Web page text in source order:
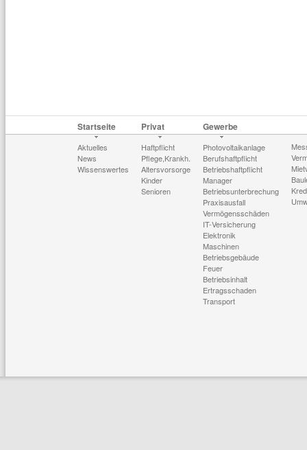
Startseite
Aktuelles
News
Wissenswertes
Privat
Haftpflicht
Pflege,Krankh.
Altersvorsorge
Kinder
Senioren
Gewerbe
Photovoltaikanlage
Berufshaftpflicht
Betriebshaftpflicht
Manager
Betriebsunterbrechung
Praxisausfall
Vermögensschäden
IT-Versicherung
Elektronik
Maschinen
Betriebsgebäude
Feuer
Betriebsinhalt
Ertragsschaden
Transport